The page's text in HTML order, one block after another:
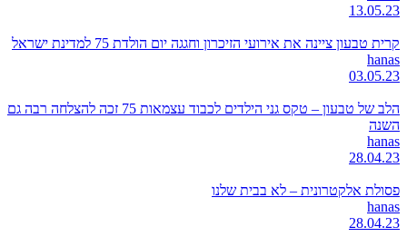
13.05.23
קרית טבעון ציינה את אירועי הזיכרון וחגגה יום הולדת 75 למדינת ישראל
hanas
03.05.23
הלב של טבעון – טקס גני הילדים לכבוד עצמאות 75 זכה להצלחה רבה גם
השנה
hanas
28.04.23
פסולת אלקטרונית – לא בבית שלנו
hanas
28.04.23